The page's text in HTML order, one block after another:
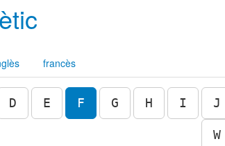
francès
D E F G H I J
W